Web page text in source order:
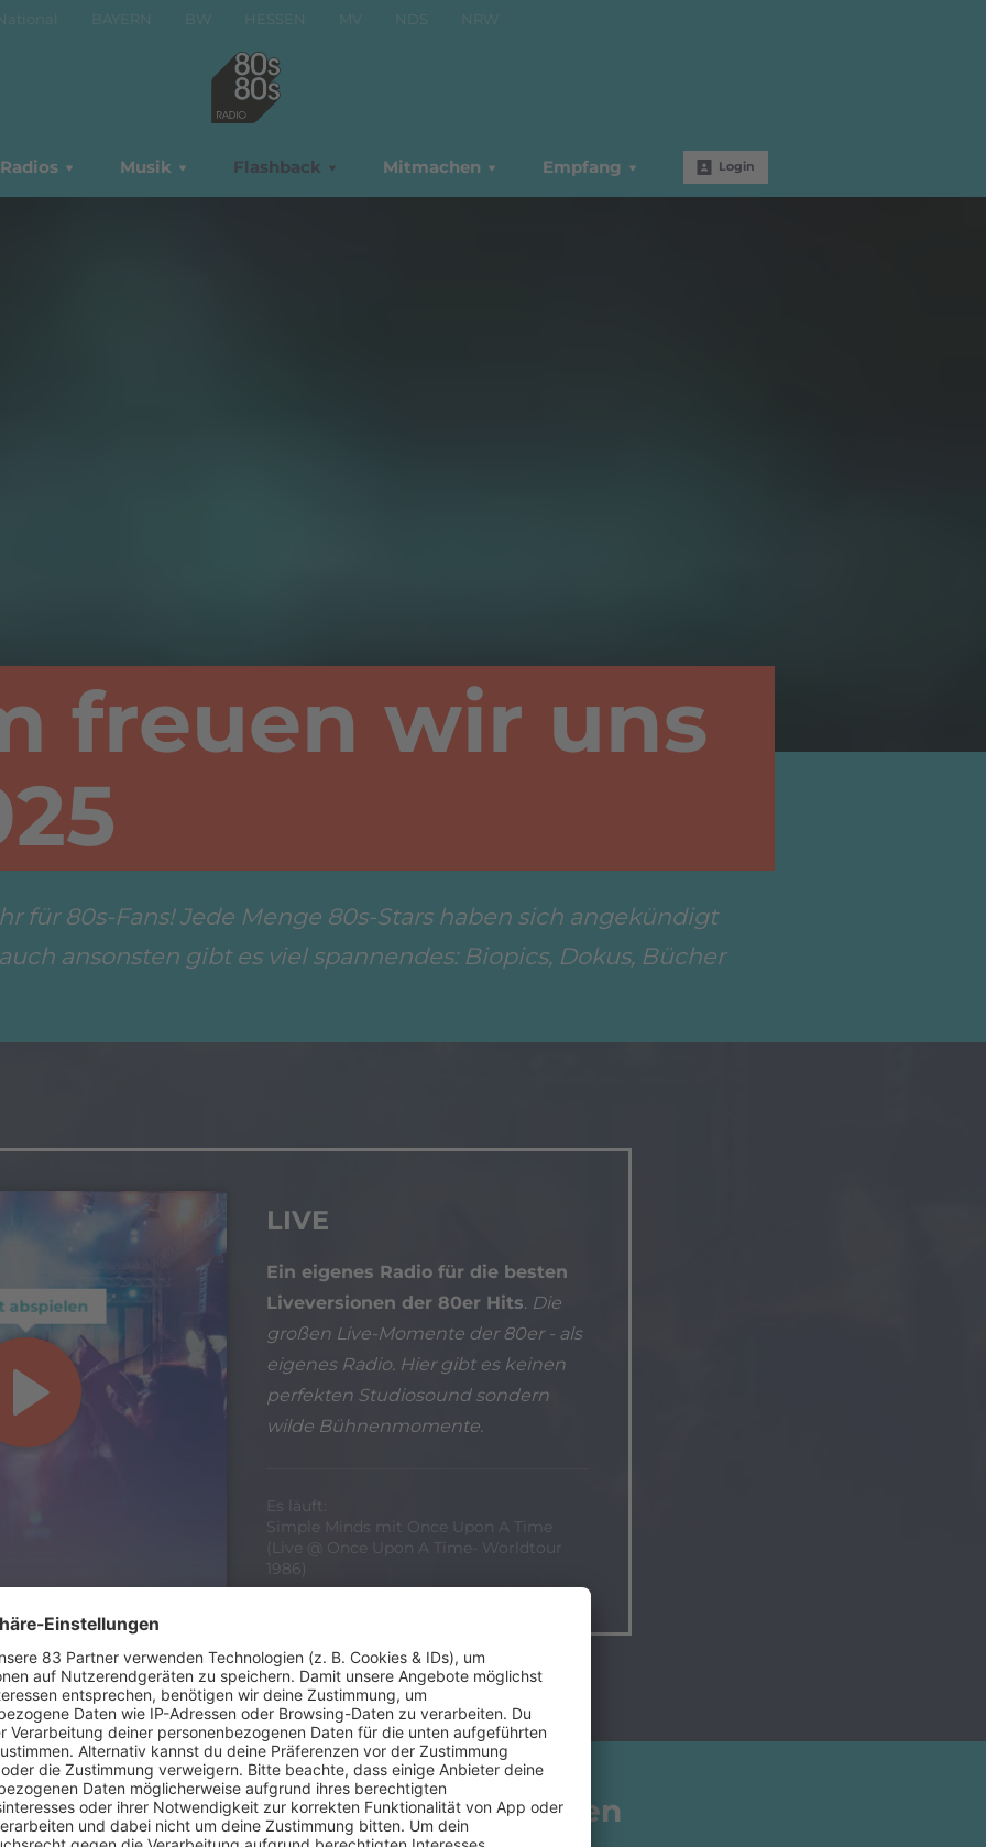
BAYERN BW HESSEN MV NDS NRW
Radios Musik Flashback Mitmachen Empfang Login
freuen wir uns
für 80s-Fans! Jede Menge 80s-Stars haben sich angekündigt
ansonsten gibt es viel spannendes: Biopics, Dokus, Bücher
abspielen
LIVE
Ein eigenes Radio für die besten
Liveversionen der 80er Hits. Die
großen Live-Momente der 80er - als
eigenes Radio. Hier gibt es keinen
perfekten Studiosound sondern
wilde Bühnenmomente.
Es läuft:
Simple Minds mit Once Upon A Time
(Live @ Once Upon A Time- Worldtour
1986)
Konzerte könnt ihr euch 2025 freuen